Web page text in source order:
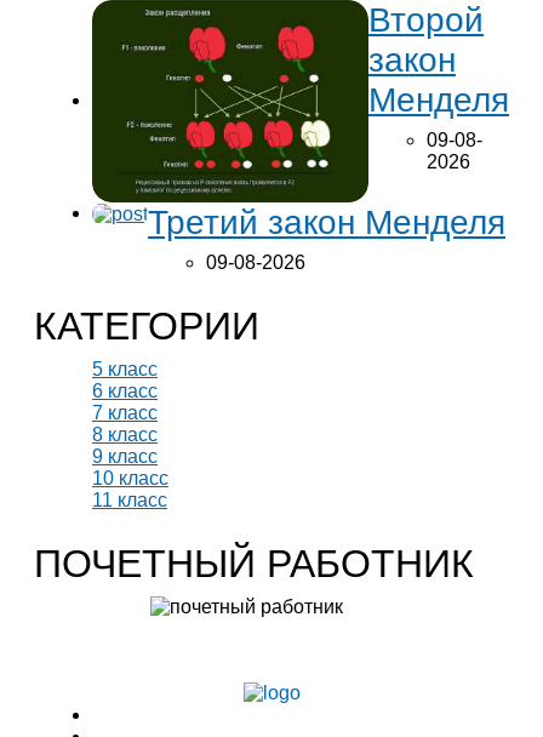
Второй
закон
Менделя
09-08-
2026
Третий закон Менделя
09-08-2026
КАТЕГОРИИ
5 класс
6 класс
7 класс
8 класс
9 класс
10 класс
11 класс
ПОЧЕТНЫЙ РАБОТНИК